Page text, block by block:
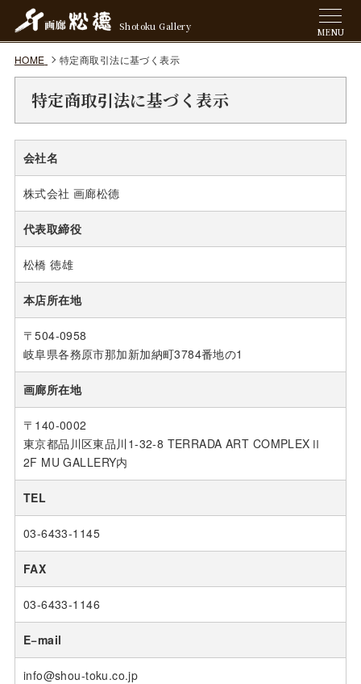
Shotoku Gallery MENU
HOME 特定商取引法に基づく表示
特定商取引法に基づく表示
会社名
株式会社 画廊松德
代表取締役
松橋 徳雄
本店所在地
〒504-0958
岐阜県各務原市那加新加納町3784番地の1
画廊所在地
〒140-0002
東京都品川区東品川1-32-8 TERRADA ART COMPLEXⅡ
2F MU GALLERY内
TEL
03-6433-1145
FAX
03-6433-1146
E−mail
info@shou-toku.co.jp